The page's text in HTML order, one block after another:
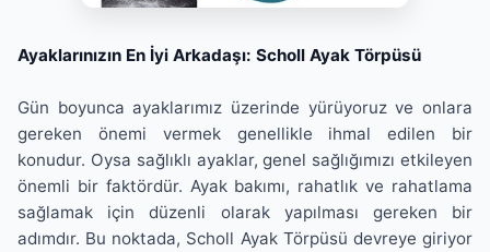
Ayaklarınızın En İyi Arkadaşı: Scholl Ayak Törpüsü
Gün boyunca ayaklarımız üzerinde yürüyoruz ve onlara
gereken önemi vermek genellikle ihmal edilen bir
konudur. Oysa sağlıklı ayaklar, genel sağlığımızı etkileyen
önemli bir faktördür. Ayak bakımı, rahatlık ve rahatlama
sağlamak için düzenli olarak yapılması gereken bir
adımdır. Bu noktada, Scholl Ayak Törpüsü devreye giriyor